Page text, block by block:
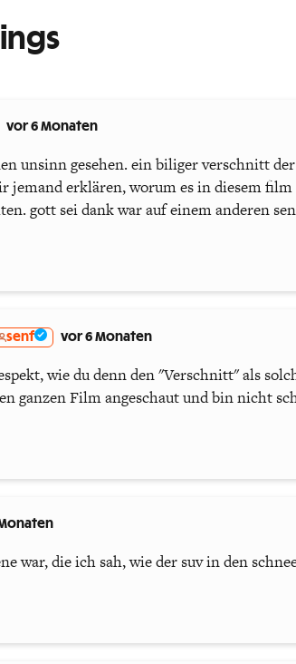
vor 6 Monaten
unsinn gesehen. ein biliger verschnitt
jemand erklären, worum es in diesem
gott sei dank war auf einem anderen
senf vor 6 Monaten
wie du denn den "Verschnitt" als
ganzen Film angeschaut und bin nicht
war, die ich sah, wie der suv in den